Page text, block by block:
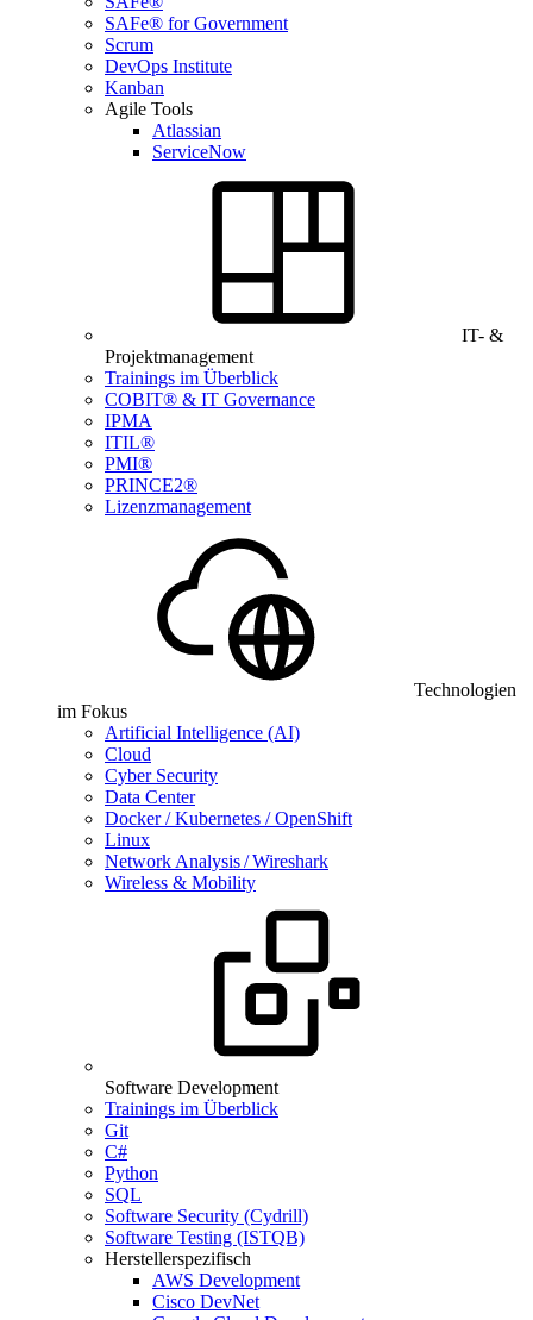
SAFe® for Government
Scrum
DevOps Institute
Kanban
Agile Tools
Atlassian
ServiceNow
IT- &
Projektmanagement
Trainings im Überblick
COBIT® & IT Governance
IPMA
ITIL®
PMI®
PRINCE2®
Lizenzmanagement
Technologien
im Fokus
Artificial Intelligence (AI)
Cloud
Cyber Security
Data Center
Docker / Kubernetes / OpenShift
Linux
Network Analysis / Wireshark
Wireless & Mobility
Software Development
Trainings im Überblick
Git
C#
Python
SQL
Software Security (Cydrill)
Software Testing (ISTQB)
Herstellerspezifisch
AWS Development
Cisco DevNet